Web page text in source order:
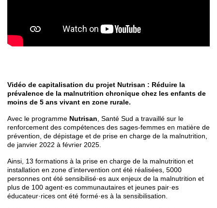
Vidéo de capitalisation du projet Nutrisan : Réduire la
prévalence de la malnutrition chronique chez les enfants de
moins de 5 ans vivant en zone rurale.
Avec le programme Nutrisan , Santé Sud a travaillé sur le
renforcement des compétences des sages-femmes en matière de
prévention, de dépistage et de prise en charge de la malnutrition,
de janvier 2022 à février 2025.
Ainsi, 13 formations à la prise en charge de la malnutrition et
installation en zone d’intervention ont été réalisées, 5000
personnes ont été sensibilisé·es aux enjeux de la malnutrition et
plus de 100 agent·es communautaires et jeunes pair·es
éducateur·rices ont été formé·es à la sensibilisation.